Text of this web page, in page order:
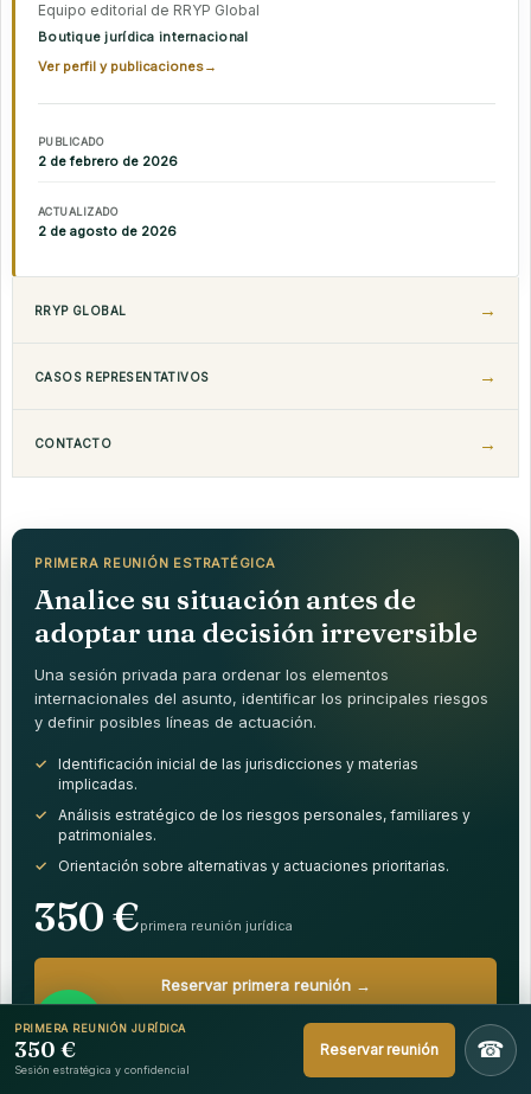
Equipo editorial de RRYP Global
Boutique jurídica internacional
Ver perfil y publicaciones→
PUBLICADO
2 de febrero de 2026
ACTUALIZADO
2 de agosto de 2026
RRYP GLOBAL
CASOS REPRESENTATIVOS
CONTACTO
PRIMERA REUNIÓN ESTRATÉGICA
Analice su situación antes de
adoptar una decisión irreversible
Una sesión privada para ordenar los elementos
internacionales del asunto, identificar los principales riesgos
y definir posibles líneas de actuación.
Identificación inicial de las jurisdicciones y materias
implicadas.
Análisis estratégico de los riesgos personales, familiares y
patrimoniales.
Orientación sobre alternativas y actuaciones prioritarias.
350 €primera reunión jurídica
Reservar primera reunión →
Llamar al +34 957 858 952
PRIMERA REUNIÓN JURÍDICA
350 €
Sesión estratégica y confidencial
Reservar reunión ☎